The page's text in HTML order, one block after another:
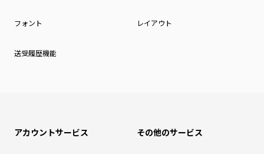
フォント レイアウト
送受履歴機能
アカウントサービス その他のサービス